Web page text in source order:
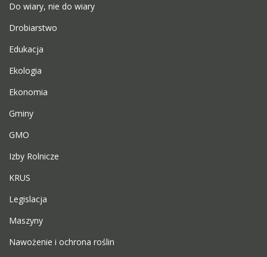
Do wiary, nie do wiary
Drobiarstwo
Edukacja
Ekologia
Ekonomia
Gminy
GMO
Izby Rolnicze
KRUS
Legislacja
Maszyny
Nawożenie i ochrona roślin